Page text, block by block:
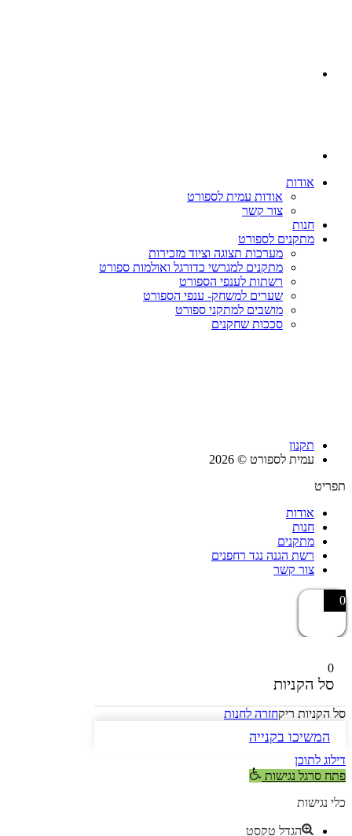
אודות
אודות עמית לספורט
צור קשר
חנות
מתקנים לספורט
מערכות תצוגה וציוד מזכירות
מתקנים למגרשי כדורגל ואולמות ספורט
רשתות לענפי הספורט
שערים למשחק- ענפי הספורט
מושבים למתקני ספורט
סככות שחקנים
תקנון
עמית לספורט © 2026
תפריט
אודות
חנות
מתקנים
רשת הגנה נגד רחפנים
צור קשר
0
0
סל הקניות
סל הקניות ריקחזרה לחנות
המשיכו בקנייה
דילוג לתוכן
פתח סרגל נגישות
כלי נגישות
הגדל טקסט